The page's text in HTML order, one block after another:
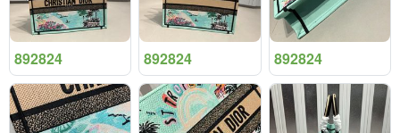
892824 892824 892824